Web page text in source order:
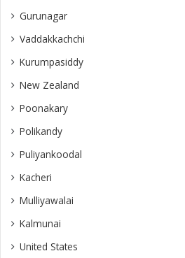
Gurunagar
Vaddakkachchi
Kurumpasiddy
New Zealand
Poonakary
Polikandy
Puliyankoodal
Kacheri
Mulliyawalai
Kalmunai
United States